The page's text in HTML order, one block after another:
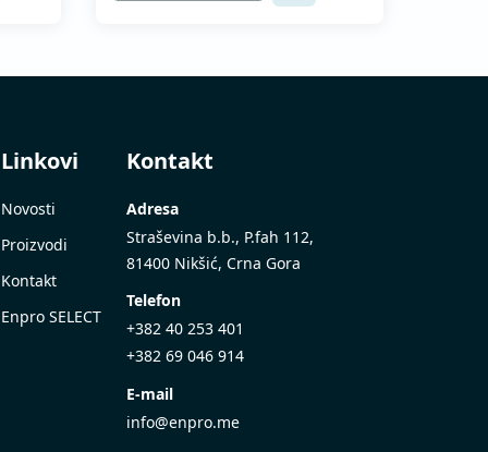
Linkovi
Novosti
Proizvodi
Kontakt
Enpro SELECT
Kontakt
Adresa
Straševina b.b., P.fah 112,
81400 Nikšić, Crna Gora
Telefon
+382 40 253 401
+382 69 046 914
E-mail
info@enpro.me